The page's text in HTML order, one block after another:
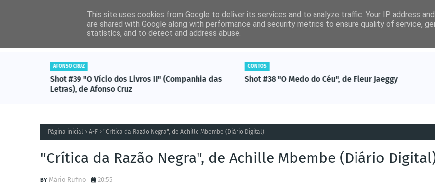
Entrevistas Livros (por ordem alfabética)
II" (Companhia das Shot #38 "O Medo do Céu", de Fleur Jaeggy
"Saber Perder" (Companhia das
Página inicial A-F "Crítica da Razão Negra", de Achille Mbembe (Diário Digital)
"Crítica da Razão Negra", de Achille Mbembe (Diário
Mário Rufino 20:55
This site uses cookies from Google to deliver its services and to analyze traffic. Your IP address
are shared with Google along with performance and security metrics to ensure quality of service,
statistics, and to detect and address abuse.